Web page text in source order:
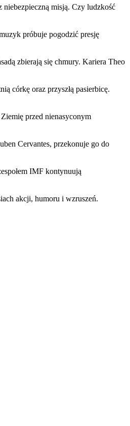
misją. Czy ludzkość
próbuje pogodzić presję
zbierają się chmury. Kariera Theo
córkę oraz przyszłą pasierbicę.
przed nienasyconym
Cervantes, przekonuje go do
IMF kontynuują
akcji, humoru i wzruszeń.